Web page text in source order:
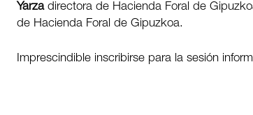
Yarzadirectora de Hacienda Foral de
de Hacienda Foral de Gipuzkoa.
Imprescindible inscribirse para la sesión